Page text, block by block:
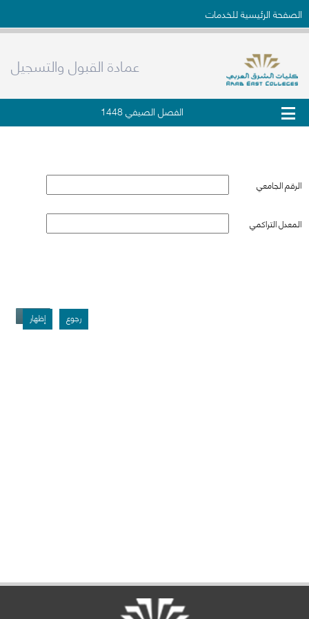
الصفحة الرئيسية للخدمات
عمادة القبول والتسجيل
الفصل الصيفي 1448
الرقم الجامعي
المعدل التراكمي
رجوع إظهار